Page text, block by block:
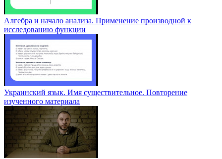
Алгебра и начало анализа. Применение производной к
исследованию функции
Украинский язык. Имя существительное. Повторение
изученного материала